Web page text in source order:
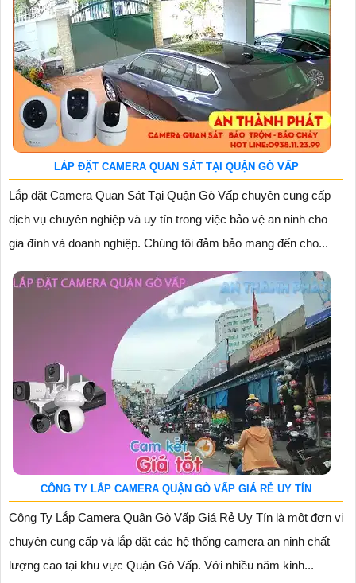
LẮP ĐẶT CAMERA QUAN SÁT TẠI QUẬN GÒ VẤP
Lắp đặt Camera Quan Sát Tại Quận Gò Vấp chuyên cung cấp
dịch vụ chuyên nghiệp và uy tín trong việc bảo vệ an ninh cho
gia đình và doanh nghiệp. Chúng tôi đảm bảo mang đến cho...
CÔNG TY LẮP CAMERA QUẬN GÒ VẤP GIÁ RẺ UY TÍN
Công Ty Lắp Camera Quận Gò Vấp Giá Rẻ Uy Tín là một đơn vị
chuyên cung cấp và lắp đặt các hệ thống camera an ninh chất
lượng cao tại khu vực Quận Gò Vấp. Với nhiều năm kinh...